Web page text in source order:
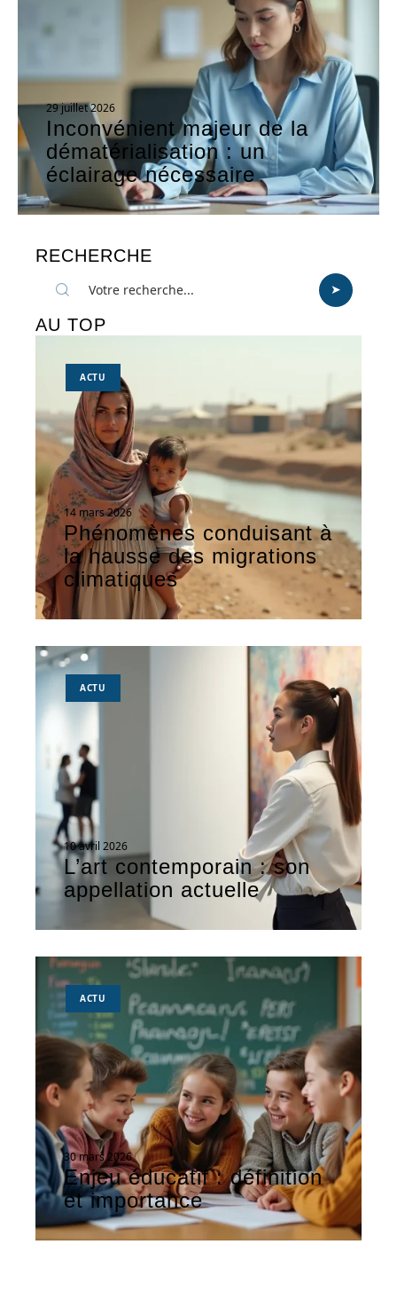
29 juillet 2026
Inconvénient majeur de la
dématérialisation : un
éclairage nécessaire
RECHERCHE
AU TOP
ACTU
14 mars 2026
Phénomènes conduisant à
la hausse des migrations
climatiques
ACTU
10 avril 2026
L’art contemporain : son
appellation actuelle
ACTU
30 mars 2026
Enjeu éducatif : définition
et importance